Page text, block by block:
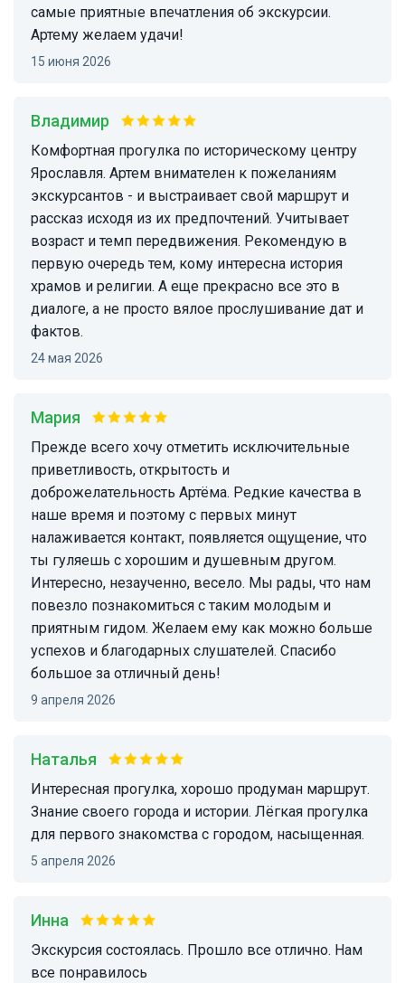
самые приятные впечатления об экскурсии.
Артему желаем удачи!
15 июня 2026
Владимир
Комфортная прогулка по историческому центру
Ярославля. Артем внимателен к пожеланиям
экскурсантов - и выстраивает свой маршрут и
рассказ исходя из их предпочтений. Учитывает
возраст и темп передвижения. Рекомендую в
первую очередь тем, кому интересна история
храмов и религии. А еще прекрасно все это в
диалоге, а не просто вялое прослушивание дат и
фактов.
24 мая 2026
Мария
Прежде всего хочу отметить исключительные
приветливость, открытость и
доброжелательность Артёма. Редкие качества в
наше время и поэтому с первых минут
налаживается контакт, появляется ощущение, что
ты гуляешь с хорошим и душевным другом.
Интересно, незаученно, весело. Мы рады, что нам
повезло познакомиться с таким молодым и
приятным гидом. Желаем ему как можно больше
успехов и благодарных слушателей. Спасибо
большое за отличный день!
9 апреля 2026
Наталья
Интересная прогулка, хорошо продуман маршрут.
Знание своего города и истории. Лёгкая прогулка
для первого знакомства с городом, насыщенная.
5 апреля 2026
Инна
Экскурсия состоялась. Прошло все отлично. Нам
все понравилось